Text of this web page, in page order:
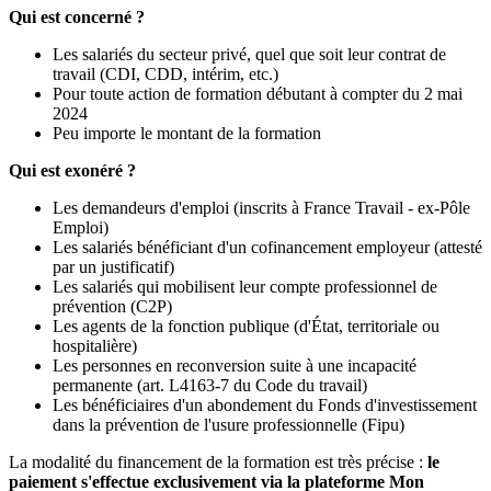
Qui est concerné ?
Les salariés du secteur privé, quel que soit leur contrat de
travail (CDI, CDD, intérim, etc.)
Pour toute action de formation débutant à compter du 2 mai
2024
Peu importe le montant de la formation
Qui est exonéré ?
Les demandeurs d'emploi (inscrits à France Travail - ex-Pôle
Emploi)
Les salariés bénéficiant d'un cofinancement employeur (attesté
par un justificatif)
Les salariés qui mobilisent leur compte professionnel de
prévention (C2P)
Les agents de la fonction publique (d'État, territoriale ou
hospitalière)
Les personnes en reconversion suite à une incapacité
permanente (art. L4163-7 du Code du travail)
Les bénéficiaires d'un abondement du Fonds d'investissement
dans la prévention de l'usure professionnelle (Fipu)
La modalité du financement de la formation est très précise : le
paiement s'effectue exclusivement via la plateforme Mon